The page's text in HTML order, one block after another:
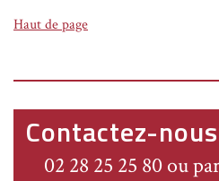
Haut de page
Contactez-
02 28 25 25 80 ou